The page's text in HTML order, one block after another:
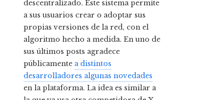
descentralizado. Este sistema permite
a sus usuarios crear o adoptar sus
propias versiones de la red, con el
algoritmo hecho a medida. En uno de
sus últimos posts agradece
públicamente a distintos
desarrolladores algunas novedades
en la plataforma. La idea es similar a